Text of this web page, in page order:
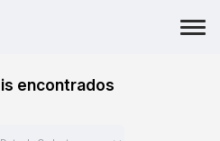
encontrados